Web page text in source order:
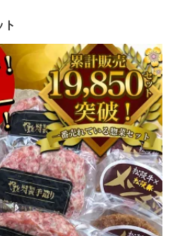
ト